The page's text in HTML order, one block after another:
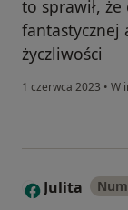
to sprawił, że
fantastycznej
życzliwości
1 czerwca 2023 • W
J Julita